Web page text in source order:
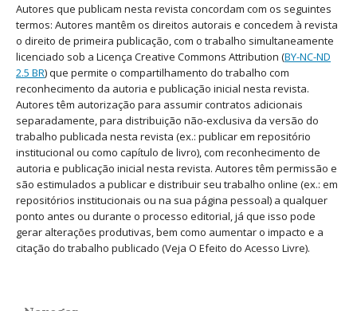
Autores que publicam nesta revista concordam com os seguintes
termos: Autores mantêm os direitos autorais e concedem à revista
o direito de primeira publicação, com o trabalho simultaneamente
licenciado sob a Licença Creative Commons Attribution (BY-NC-ND
2.5 BR) que permite o compartilhamento do trabalho com
reconhecimento da autoria e publicação inicial nesta revista.
Autores têm autorização para assumir contratos adicionais
separadamente, para distribuição não-exclusiva da versão do
trabalho publicada nesta revista (ex.: publicar em repositório
institucional ou como capítulo de livro), com reconhecimento de
autoria e publicação inicial nesta revista. Autores têm permissão e
são estimulados a publicar e distribuir seu trabalho online (ex.: em
repositórios institucionais ou na sua página pessoal) a qualquer
ponto antes ou durante o processo editorial, já que isso pode
gerar alterações produtivas, bem como aumentar o impacto e a
citação do trabalho publicado (Veja O Efeito do Acesso Livre).